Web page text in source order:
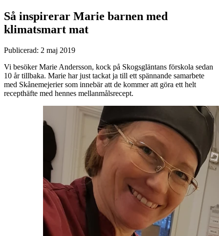
Så inspirerar Marie barnen med
klimatsmart mat
Publicerad: 2 maj 2019
Vi besöker Marie Andersson, kock på Skogsgläntans förskola sedan
10 år tillbaka. Marie har just tackat ja till ett spännande samarbete
med Skånemejerier som innebär att de kommer att göra ett helt
recepthäfte med hennes mellanmålsrecept.